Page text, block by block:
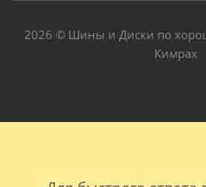
2026 © Шины и Диски по
Кимрах